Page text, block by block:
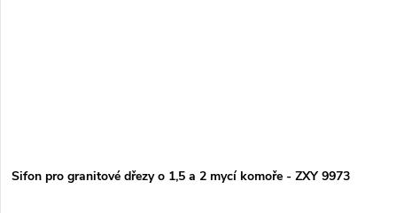
Sifon pro granitové dřezy o 1,5 a 2 mycí komoře - ZXY 9973